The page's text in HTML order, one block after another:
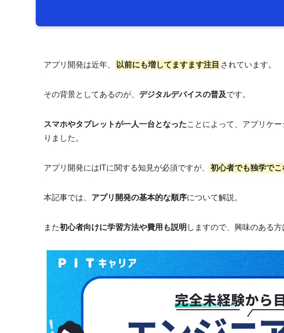
アプリ開発は近年、 以前にも増してますます注目 されています。
その背景としてあるのが、 デジタルデバイスの普及です。
スマホやタブレットが一人一台となったことによって、アプリケ
りました。
アプリ開発にはITに関する知見が必須ですが、 初心者でも独学で
本記事では、 アプリ開発の基本的な順序について解説。
また初心者向けに学習方法や費用も説明 しますので、興味のある方